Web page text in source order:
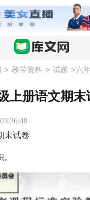
> 教学资料 > 试题 >六
上册语文期末
末试卷